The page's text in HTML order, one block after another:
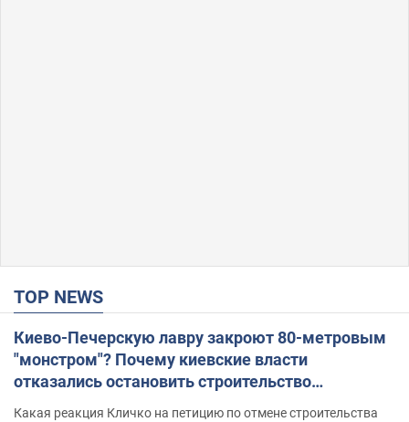
TOP NEWS
Киево-Печерскую лавру закроют 80-метровым
"монстром"? Почему киевские власти
отказались остановить строительство
Какая реакция Кличко на петицию по отмене строительства